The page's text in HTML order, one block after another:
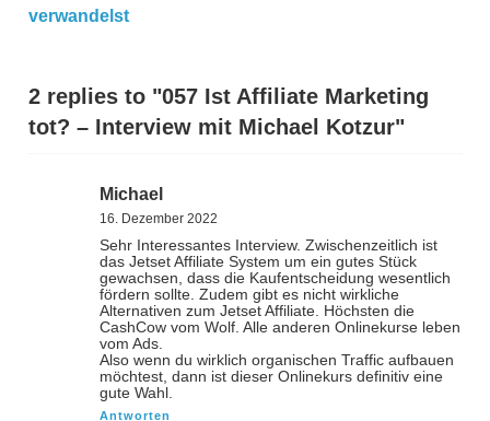
verwandelst
2 replies to "057 Ist Affiliate Marketing
tot? – Interview mit Michael Kotzur"
Michael
16. Dezember 2022
Sehr Interessantes Interview. Zwischenzeitlich ist
das Jetset Affiliate System um ein gutes Stück
gewachsen, dass die Kaufentscheidung wesentlich
fördern sollte. Zudem gibt es nicht wirkliche
Alternativen zum Jetset Affiliate. Höchsten die
CashCow vom Wolf. Alle anderen Onlinekurse leben
vom Ads.
Also wenn du wirklich organischen Traffic aufbauen
möchtest, dann ist dieser Onlinekurs definitiv eine
gute Wahl.
Antworten